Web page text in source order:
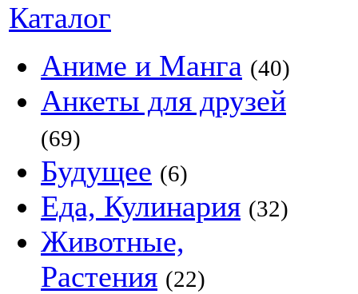
Каталог
Аниме и Манга (40)
Анкеты для друзей
(69)
Будущее (6)
Еда, Кулинария (32)
Животные,
Растения (22)